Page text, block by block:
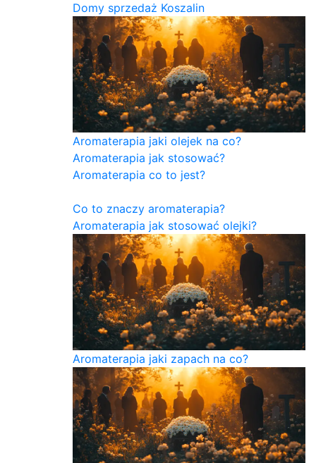
Domy sprzedaż Koszalin
Aromaterapia jaki olejek na co?
Aromaterapia jak stosować?
Aromaterapia co to jest?
Co to znaczy aromaterapia?
Aromaterapia jak stosować olejki?
Aromaterapia jaki zapach na co?